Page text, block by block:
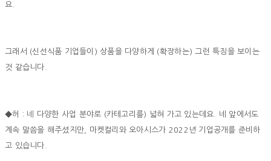
요.
그래서 (신선식품 기업들이) 상품을 다양하게 (확장하는) 그런 특징을 보이는
것 같습니다.
◆허 : 네 다양한 사업 분야로 (카테고리를) 넓혀 가고 있는데요. 네 앞에서도
계속 말씀을 해주셨지만, 마켓컬리와 오아시스가 2022년 기업공개를 준비하
고 있습니다.